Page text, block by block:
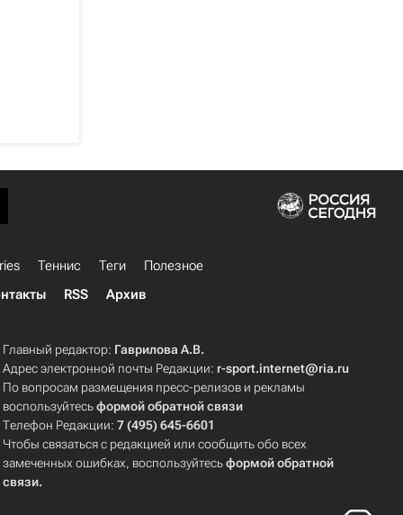
Теннис Теги
Полезное
RSS Архив
Главный редактор: Гаврилова А.В.
Адрес электронной почты Редакции: r-sport.internet@ria.ru
По вопросам размещения пресс-релизов и рекламы
воспользуйтесьформой обратной связи
Телефон Редакции:7 (495) 645-6601
Чтобы связаться с редакцией или сообщить обо всех
замеченных ошибках, воспользуйтесьформой обратной
связи.